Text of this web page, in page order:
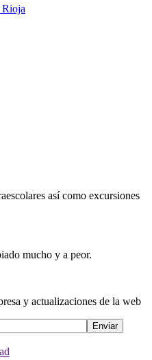
Rioja
así como excursiones
mucho y a peor.
y actualizaciones de la web